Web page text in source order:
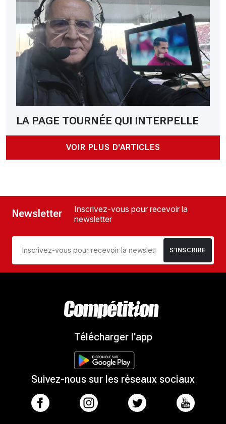
LA PAGE TOURNÉE QUI INTERPELLE
VOIR PLUS D'ARTICLES
Newsletter
Inscrivez-vous pour recevoir la
newsletter
S’INSCRIRE
Télécharger l'app
Suivez-nous sur les réseaux sociaux